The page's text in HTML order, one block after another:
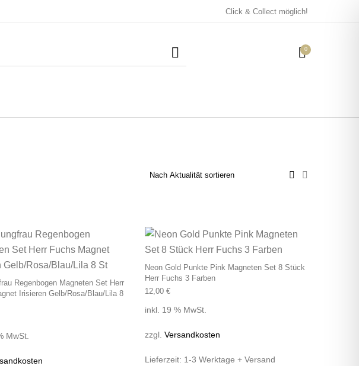
Click & Collect möglich!
0
Regenbogen Magneten Set Herr
Irisieren Gelb/Rosa/Blau/Lila 8
MwSt.
Neon Gold Punkte Pink Magneten Set 8 Stück
Herr Fuchs 3 Farben
12,00 €
inkl. 19 % MwSt.
zzgl. Versandkosten
Lieferzeit: 1-3 Werktage + Versand